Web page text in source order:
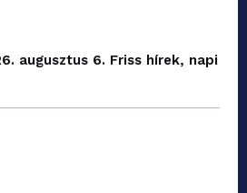
augusztus 6. Friss hírek, napi